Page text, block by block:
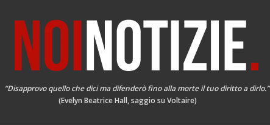
“Disapprovo quello che dici ma difenderò fino alla morte il tuo diritto a dirlo.”
(Evelyn Beatrice Hall, saggio su Voltaire)